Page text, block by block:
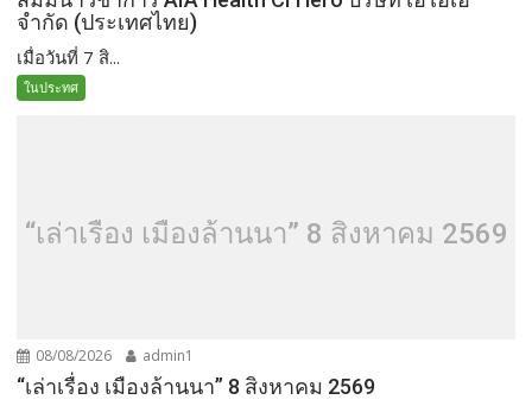
จำกัด (ประเทศไทย)
เมื่อวันที่ 7 สิ...
ในประทศ
“เล่าเรื่อง เมืองล้านนา” 8 สิงหาคม 2569
08/08/2026 admin1
“เล่าเรื่อง เมืองล้านนา” 8 สิงหาคม 2569